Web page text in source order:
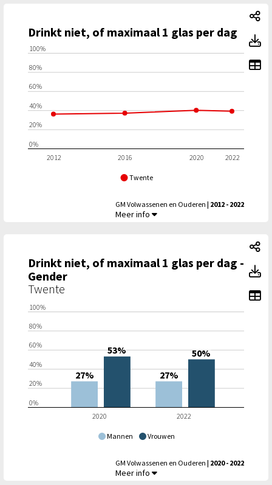
Drinkt niet, of maximaal 1 glas per dag
Twente
2012 2016 2020 2022
0%
20%
40%
60%
80%
100%
GM Volwassenen en Ouderen | 2012 - 2022
Drinkt niet, of maximaal 1 glas per dag,
Meer info
Drinkt niet, of maximaal 1 glas per dag -
Gender
Twente
Mannen Vrouwen
2020 2022
0%
20%
40%
60%
80%
100%
27% 27%
53% 50%
GM Volwassenen en Ouderen | 2020 - 2022
Drinkt niet, of maximaal 1 glas per dag -
Meer info